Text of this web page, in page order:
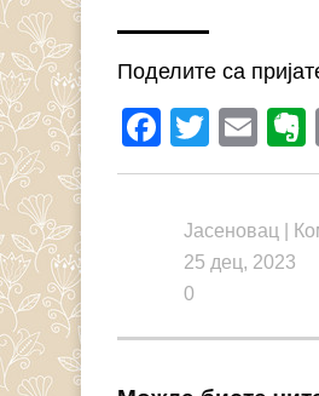
Поделите са
Јасеновац
25 дец, 2023
0